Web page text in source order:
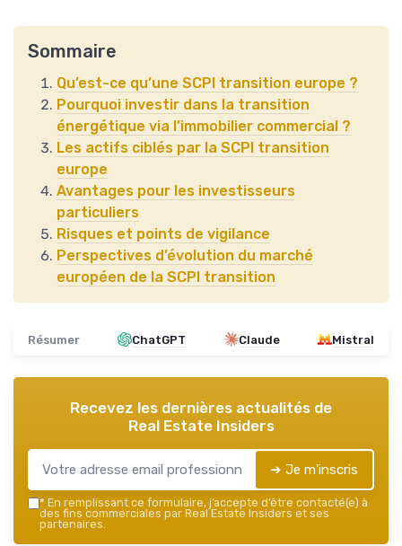
Sommaire
Qu’est-ce qu’une SCPI transition europe ?
Pourquoi investir dans la transition
énergétique via l’immobilier commercial ?
Les actifs ciblés par la SCPI transition
europe
Avantages pour les investisseurs
particuliers
Risques et points de vigilance
Perspectives d’évolution du marché
européen de la SCPI transition
Résumer ChatGPT Claude Mistral
Recevez les dernières actualités de
Real Estate Insiders
➔ Je m'inscris
* En remplissant ce formulaire, j’accepte d’être contacté(e) à
des fins commerciales par Real Estate Insiders et ses
partenaires.